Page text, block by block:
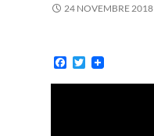
24 NOVEMBRE 2018
F
c
T
i